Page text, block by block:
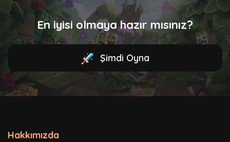
En iyisi olmaya hazır mısınız?
Şimdi Oyna
Hakkımızda